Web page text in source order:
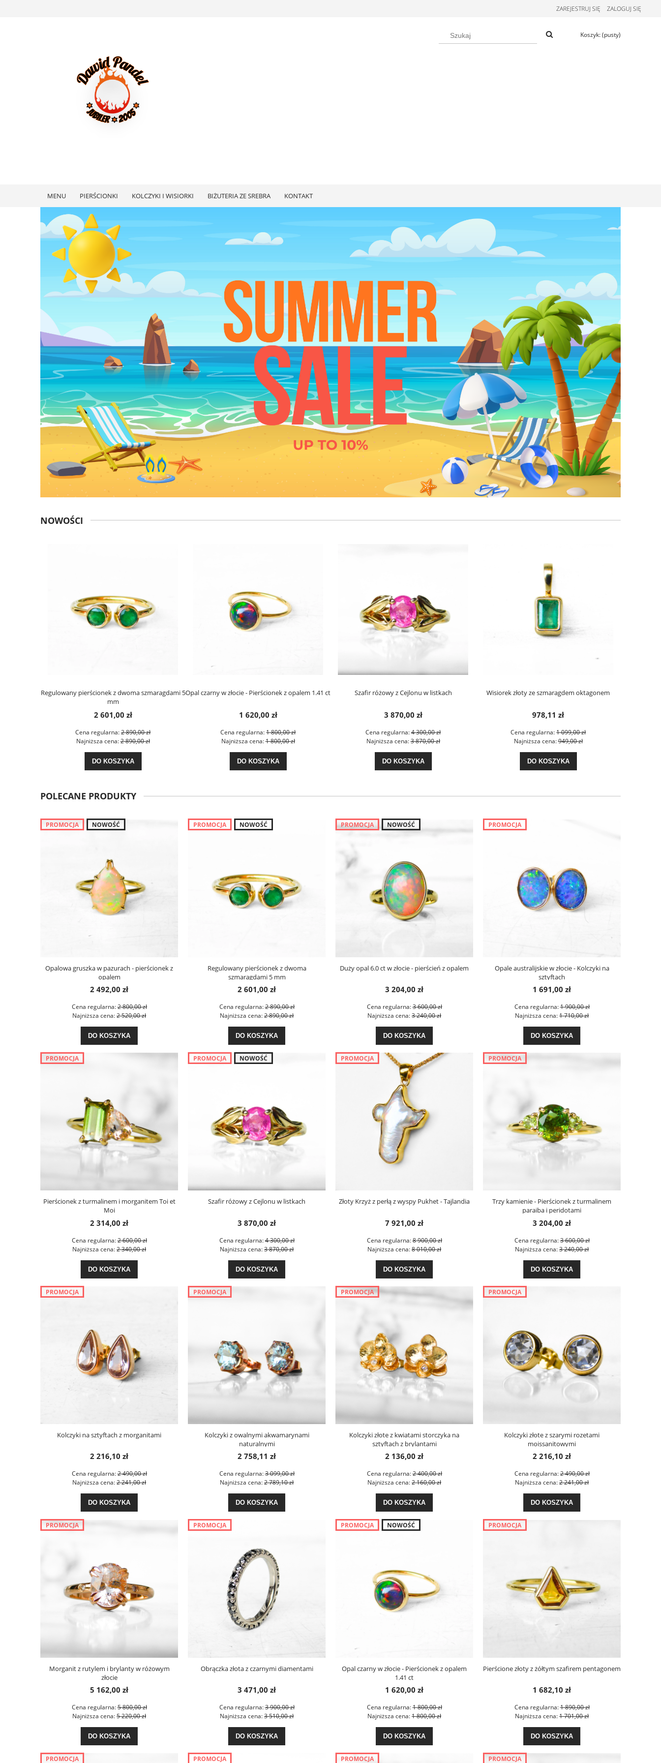
ZAREJESTRUJ SIĘ ZALOGUJ SIĘ
Koszyk:(pusty)
MENU PIERŚCIONKI KOLCZYKI I WISIORKI BIŻUTERIA ZE SREBRA KONTAKT
NOWOŚCI
Regulowany pierścionek z dwoma szmaragdami 5
mm
2 601,00 zł
Cena regularna:2 890,00 zł
Najniższa cena:2 890,00 zł
DO KOSZYKA
Opal czarny w złocie - Pierścionek z opalem 1.41 ct
1 620,00 zł
Cena regularna:1 800,00 zł
Najniższa cena:1 800,00 zł
DO KOSZYKA
Szafir różowy z Cejlonu w listkach
3 870,00 zł
Cena regularna:4 300,00 zł
Najniższa cena:3 870,00 zł
DO KOSZYKA
Wisiorek złoty ze szmaragdem oktagonem
978,11 zł
Cena regularna:1 099,00 zł
Najniższa cena:949,00 zł
DO KOSZYKA
POLECANE PRODUKTY
Opalowa gruszka w pazurach - pierścionek z
opalem
2 492,00 zł
Cena regularna:2 800,00 zł
Najniższa cena:2 520,00 zł
DO KOSZYKA
PROMOCJA NOWOŚĆ
Regulowany pierścionek z dwoma
szmaragdami 5 mm
2 601,00 zł
Cena regularna:2 890,00 zł
Najniższa cena:2 890,00 zł
DO KOSZYKA
PROMOCJA NOWOŚĆ
Duży opal 6.0 ct w złocie - pierścień z opalem
3 204,00 zł
Cena regularna:3 600,00 zł
Najniższa cena:3 240,00 zł
DO KOSZYKA
PROMOCJA NOWOŚĆ
Opale australijskie w złocie - Kolczyki na
sztyftach
1 691,00 zł
Cena regularna:1 900,00 zł
Najniższa cena:1 710,00 zł
DO KOSZYKA
PROMOCJA
Pierścionek z turmalinem i morganitem Toi et
Moi
2 314,00 zł
Cena regularna:2 600,00 zł
Najniższa cena:2 340,00 zł
DO KOSZYKA
PROMOCJA
Szafir różowy z Cejlonu w listkach
3 870,00 zł
Cena regularna:4 300,00 zł
Najniższa cena:3 870,00 zł
DO KOSZYKA
PROMOCJA NOWOŚĆ
Złoty Krzyż z perłą z wyspy Pukhet - Tajlandia
7 921,00 zł
Cena regularna:8 900,00 zł
Najniższa cena:8 010,00 zł
DO KOSZYKA
PROMOCJA
Trzy kamienie - Pierścionek z turmalinem
paraiba i peridotami
3 204,00 zł
Cena regularna:3 600,00 zł
Najniższa cena:3 240,00 zł
DO KOSZYKA
PROMOCJA
Kolczyki na sztyftach z morganitami
2 216,10 zł
Cena regularna:2 490,00 zł
Najniższa cena:2 241,00 zł
DO KOSZYKA
PROMOCJA
Kolczyki z owalnymi akwamarynami
naturalnymi
2 758,11 zł
Cena regularna:3 099,00 zł
Najniższa cena:2 789,10 zł
DO KOSZYKA
PROMOCJA
Kolczyki złote z kwiatami storczyka na
sztyftach z brylantami
2 136,00 zł
Cena regularna:2 400,00 zł
Najniższa cena:2 160,00 zł
DO KOSZYKA
PROMOCJA
Kolczyki złote z szarymi rozetami
moissanitowymi
2 216,10 zł
Cena regularna:2 490,00 zł
Najniższa cena:2 241,00 zł
DO KOSZYKA
PROMOCJA
Morganit z rutylem i brylanty w różowym
złocie
5 162,00 zł
Cena regularna:5 800,00 zł
Najniższa cena:5 220,00 zł
DO KOSZYKA
PROMOCJA
Obrączka złota z czarnymi diamentami
3 471,00 zł
Cena regularna:3 900,00 zł
Najniższa cena:3 510,00 zł
DO KOSZYKA
PROMOCJA
Opal czarny w złocie - Pierścionek z opalem
1.41 ct
1 620,00 zł
Cena regularna:1 800,00 zł
Najniższa cena:1 800,00 zł
DO KOSZYKA
PROMOCJA NOWOŚĆ
Pierścione złoty z żółtym szafirem pentagonem
1 682,10 zł
Cena regularna:1 890,00 zł
Najniższa cena:1 701,00 zł
DO KOSZYKA
PROMOCJA
PROMOCJA PROMOCJA PROMOCJA PROMOCJA